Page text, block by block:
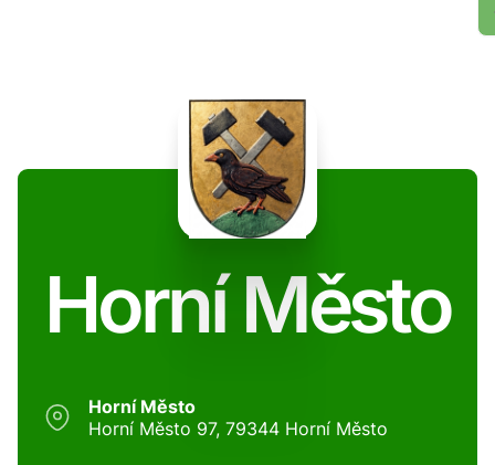
Horní Město
Horní Město
Horní Město 97, 79344 Horní Město